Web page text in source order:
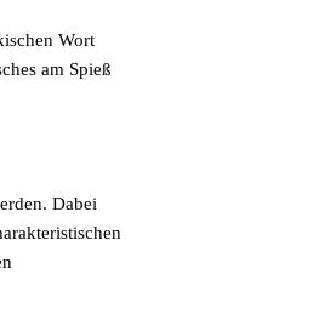
Wort
am Spieß
Dabei